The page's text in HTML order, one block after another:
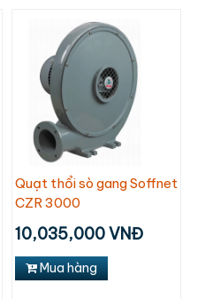
Quạt thổi sò gang Soffnet
CZR 3000
10,035,000 VNĐ
Mua hàng